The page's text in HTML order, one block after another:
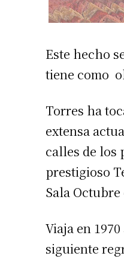
Este hecho
tiene como
Torres ha
extensa
calles de los
prestigioso
Sala
Viaja en
siguiente